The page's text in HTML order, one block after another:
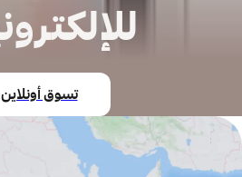
تسوق أونلاين